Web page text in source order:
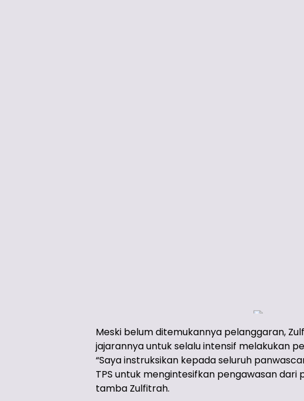
Meski belum ditemukannya pelanggaran,
jajarannya untuk selalu intensif melakukan
“Saya instruksikan kepada seluruh
TPS untuk mengintesifkan pengawasan dari
tamba Zulfitrah.